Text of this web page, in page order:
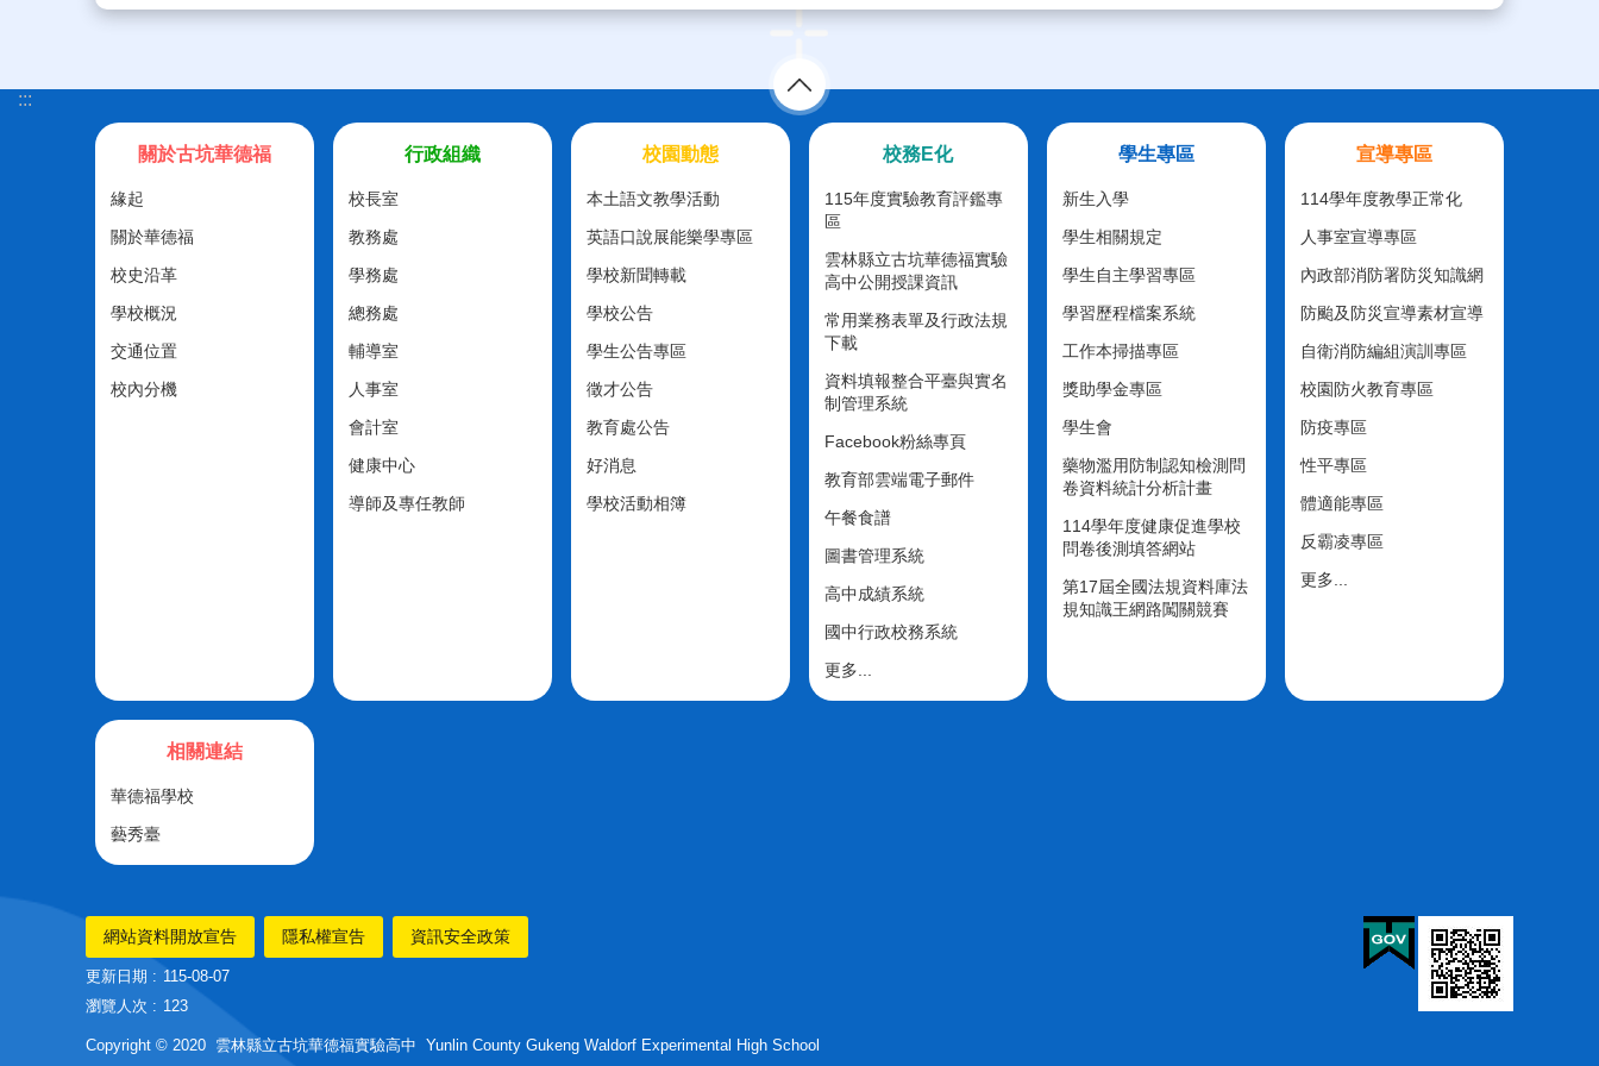
:::
關於古坑華德福
緣起
關於華德福
校史沿革
學校概況
交通位置
校內分機
行政組織
校長室
教務處
學務處
總務處
輔導室
人事室
會計室
健康中心
導師及專任教師
校園動態
本土語文教學活動
英語口說展能樂學專區
學校新聞轉載
學校公告
學生公告專區
徵才公告
教育處公告
好消息
學校活動相簿
校務E化
115年度實驗教育評鑑專
區
雲林縣立古坑華德福實驗
高中公開授課資訊
常用業務表單及行政法規
下載
資料填報整合平臺與實名
制管理系統
Facebook粉絲專頁
教育部雲端電子郵件
午餐食譜
圖書管理系統
高中成績系統
國中行政校務系統
更多...
學生專區
新生入學
學生相關規定
學生自主學習專區
學習歷程檔案系統
工作本掃描專區
獎助學金專區
學生會
藥物濫用防制認知檢測問
卷資料統計分析計畫
114學年度健康促進學校
問卷後測填答網站
第17屆全國法規資料庫法
規知識王網路闖關競賽
宣導專區
114學年度教學正常化
人事室宣導專區
內政部消防署防災知識網
防颱及防災宣導素材宣導
自衛消防編組演訓專區
校園防火教育專區
防疫專區
性平專區
體適能專區
反霸凌專區
更多...
相關連結
華德福學校
藝秀臺
網站資料開放宣告 隱私權宣告 資訊安全政策
更新日期
115-08-07
瀏覽人次
123
Copyright © 2020 雲林縣立古坑華德福實驗高中 Yunlin County Gukeng Waldorf Experimental High School